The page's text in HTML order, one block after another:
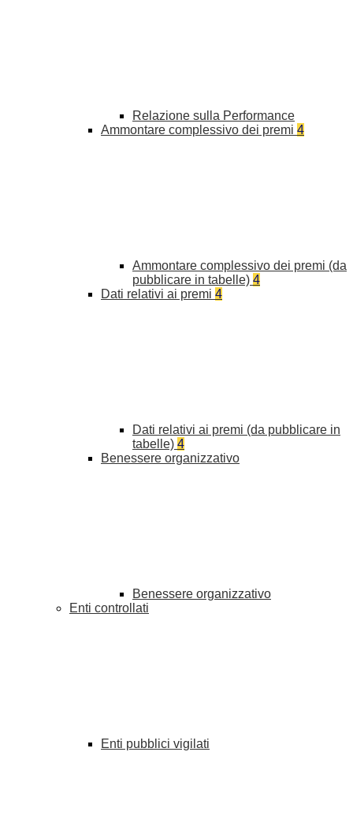
Relazione sulla Performance
Ammontare complessivo dei premi 4
Ammontare complessivo dei premi (da
pubblicare in tabelle) 4
Dati relativi ai premi 4
Dati relativi ai premi (da pubblicare in
tabelle) 4
Benessere organizzativo
Benessere organizzativo
Enti controllati
Enti pubblici vigilati